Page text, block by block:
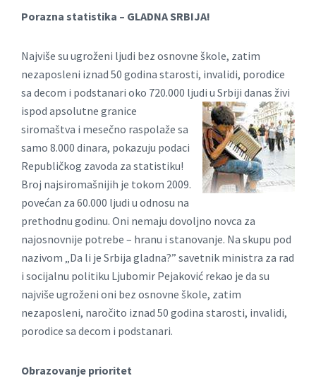
Porazna statistika – GLADNA SRBIJA!
Najviše su ugroženi ljudi bez osnovne škole, zatim
nezaposleni iznad 50 godina starosti, invalidi, porodice
sa decom i podstanari oko 720.000 ljudi u Srbiji danas živi
ispod apsolutne granice
siromaštva i mesečno raspolaže sa
samo 8.000 dinara, pokazuju podaci
Republičkog zavoda za statistiku!
Broj najsiromašnijih je tokom 2009.
povećan za 60.000 ljudi u odnosu na
prethodnu godinu. Oni nemaju dovoljno novca za
najosnovnije potrebe – hranu i stanovanje. Na skupu pod
nazivom „Da li je Srbija gladna?” savetnik ministra za rad
i socijalnu politiku Ljubomir Pejaković rekao je da su
najviše ugroženi oni bez osnovne škole, zatim
nezaposleni, naročito iznad 50 godina starosti, invalidi,
porodice sa decom i podstanari.
Obrazovanje prioritet